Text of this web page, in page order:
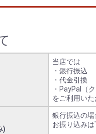
当店では
・銀行振込
・代金引換
・PayPal（
をご利用いた
)
銀行振込の場
お振り込みは